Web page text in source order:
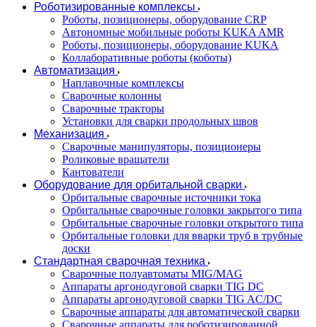
Роботизированные комплексы
Роботы, позиционеры, оборудование CRP
Автономные мобильные роботы KUKA AMR
Роботы, позиционеры, оборудование KUKA
Коллаборативные роботы (коботы)
Автоматизация
Наплавочные комплексы
Сварочные колонны
Сварочные тракторы
Установки для сварки продольных швов
Механизация
Сварочные манипуляторы, позиционеры
Роликовые вращатели
Кантователи
Оборудование для орбитальной сварки
Орбитальные сварочные источники тока
Орбитальные сварочные головки закрытого типа
Орбитальные сварочные головки открытого типа
Орбитальные головки для вварки труб в трубные
доски
Стандартная сварочная техника
Сварочные полуавтоматы MIG/MAG
Аппараты аргонодуговой сварки TIG DC
Аппараты аргонодуговой сварки TIG AC/DC
Сварочные аппараты для автоматической сварки
Сварочные аппараты для роботизированной